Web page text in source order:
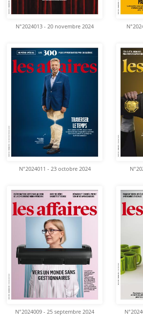
N°2024013 - 20 novembre 2024
N°2024011 - 23 octobre 2024
N°2024009 - 25 septembre 2024